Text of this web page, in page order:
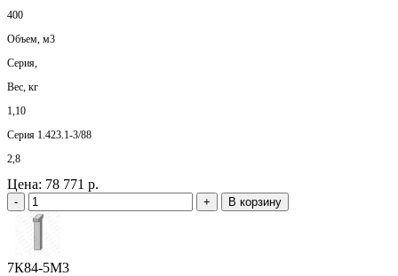
400
Объем, м3
Серия,
Вес, кг
1,10
Серия 1.423.1-3/88
2,8
Цена: 78 771 р.
- + В корзину
7К84-5М3